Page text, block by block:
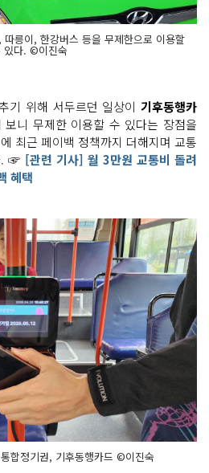
릉이, 한강버스 등을 무제한으로 이용할
있다. ©이진숙
기 위해 서두르던 일상이 기후동행카
니 무제한 이용할 수 있다는 장점을
최근 페이백 정책까지 더해지며 교통
. ☞ [관련 기사] 월 3만원 교통비 돌려
혜택
합정기권, 기후동행카드 ©이진숙